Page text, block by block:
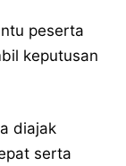
peserta
keputusan
diajak
serta